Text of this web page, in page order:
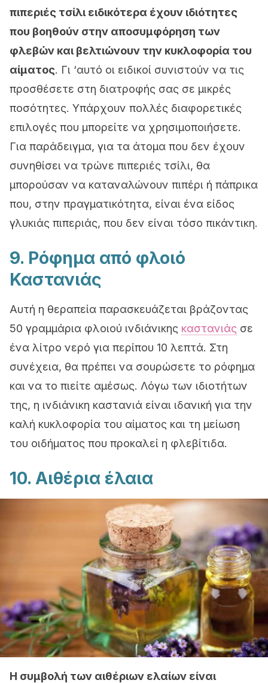
πιπεριές τσίλι ειδικότερα έχουν ιδιότητες
που βοηθούν στην αποσυμφόρηση των
φλεβών και βελτιώνουν την κυκλοφορία του
αίματος. Γι ‘αυτό οι ειδικοί συνιστούν να τις
προσθέσετε στη διατροφής σας σε μικρές
ποσότητες. Υπάρχουν πολλές διαφορετικές
επιλογές που μπορείτε να χρησιμοποιήσετε.
Για παράδειγμα, για τα άτομα που δεν έχουν
συνηθίσει να τρώνε πιπεριές τσίλι, θα
μπορούσαν να καταναλώνουν πιπέρι ή πάπρικα
που, στην πραγματικότητα, είναι ένα είδος
γλυκιάς πιπεριάς, που δεν είναι τόσο πικάντικη.
9. Ρόφημα από φλοιό
Καστανιάς
Αυτή η θεραπεία παρασκευάζεται βράζοντας
50 γραμμάρια φλοιού ινδιάνικης καστανιάς σε
ένα λίτρο νερό για περίπου 10 λεπτά. Στη
συνέχεια, θα πρέπει να σουρώσετε το ρόφημα
και να το πιείτε αμέσως. Λόγω των ιδιοτήτων
της, η ινδιάνικη καστανιά είναι ιδανική για την
καλή κυκλοφορία του αίματος και τη μείωση
του οιδήματος που προκαλεί η φλεβίτιδα.
10. Αιθέρια έλαια
Η συμβολή των αιθέριων ελαίων είναι